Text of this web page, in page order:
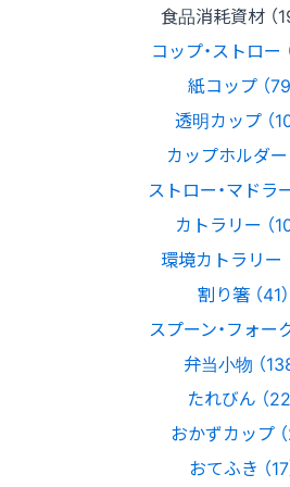
食品消耗資材 （
コップ・ストロー
紙コップ （79
透明カップ （
カップホルダー
ストロー・マドラー
カトラリー （
環境カトラリー
割り箸 （41）
スプーン・フォー
弁当小物 （
たれびん （22
おかずカップ （
おてふき （17